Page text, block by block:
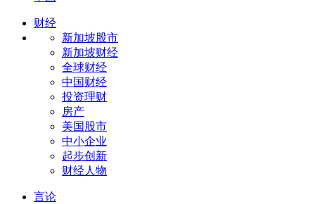
财经
新加坡股市
新加坡财经
全球财经
中国财经
投资理财
房产
美国股市
中小企业
起步创新
财经人物
言论